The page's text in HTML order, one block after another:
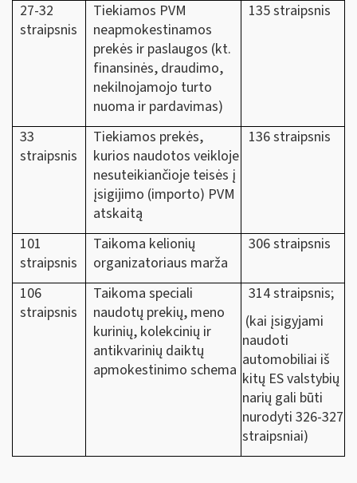
27-32
straipsnis
Tiekiamos PVM
neapmokestinamos
prekės ir paslaugos (kt.
finansinės, draudimo,
nekilnojamojo turto
nuoma ir pardavimas)
135 straipsnis
33
straipsnis
Tiekiamos prekės,
kurios naudotos veikloje
nesuteikiančioje teisės į
įsigijimo (importo) PVM
atskaitą
136 straipsnis
101
straipsnis
Taikoma kelionių
organizatoriaus marža
306 straipsnis
106
straipsnis
Taikoma speciali
naudotų prekių, meno
kurinių, kolekcinių ir
antikvarinių daiktų
apmokestinimo schema
314 straipsnis;
(kai įsigyjami
naudoti
automobiliai iš
kitų ES valstybių
narių gali būti
nurodyti 326-327
straipsniai)